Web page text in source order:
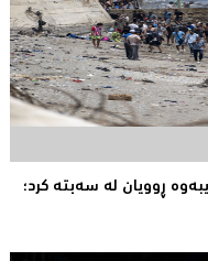
ڕوویان لە سەبتە کرد؛